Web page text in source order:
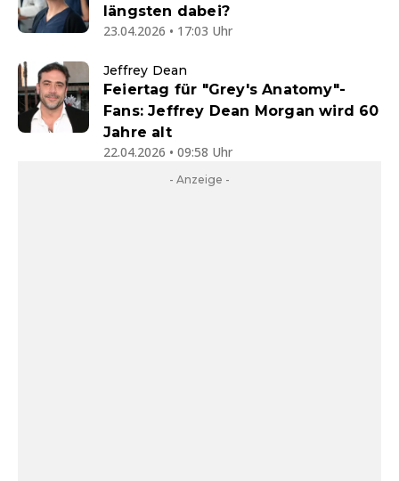
längsten dabei?
23.04.2026 • 17:03 Uhr
Jeffrey Dean
Feiertag für "Grey's Anatomy"-
Fans: Jeffrey Dean Morgan wird 60
Jahre alt
22.04.2026 • 09:58 Uhr
- Anzeige -